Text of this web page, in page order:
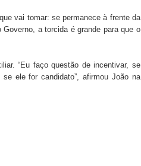
parcelamentos
necessária!
vai tomar: se permanece à frente da
a torcida é grande para que o
“Eu faço questão de incentivar, se
ele for candidato”, afirmou João na